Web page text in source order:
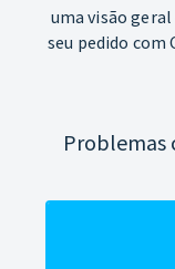
uma visão geral
seu pedido com
Problemas